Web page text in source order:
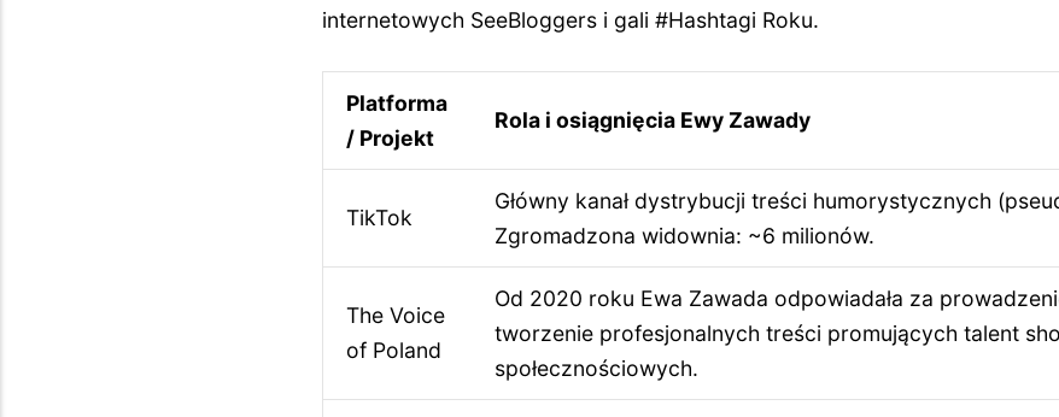
internetowych SeeBloggers i gali #Hashtagi Roku.
Platforma
/ Projekt
Rola i osiągnięcia Ewy Zawady
TikTok
Główny kanał dystrybucji treści humorystycznych
Zgromadzona widownia: ~6 milionów.
The Voice
of Poland
Od 2020 roku Ewa Zawada odpowiadała za
tworzenie profesjonalnych treści promujących talent
społecznościowych.